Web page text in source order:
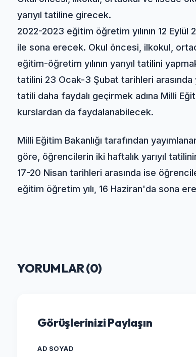
yarıyıl tatiline girecek.
2022-2023 eğitim öğretim yılının 12
ile sona erecek. Okul öncesi, ilkokul,
eğitim-öğretim yılının yarıyıl tatilini
tatilini 23 Ocak-3 Şubat tarihleri
tatili daha faydalı geçirmek adına Milli
kurslardan da faydalanabilecek.
Milli Eğitim Bakanlığı tarafından
göre, öğrencilerin iki haftalık yarıyıl
17-20 Nisan tarihleri arasında ise
eğitim öğretim yılı, 16 Haziran'da sona
YORUMLAR (0)
Görüşlerinizi Paylaşın
AD SOYAD